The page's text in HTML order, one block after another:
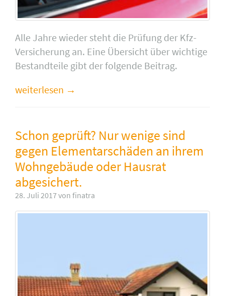
Alle Jahre wieder steht die Prüfung der Kfz-
Versicherung an. Eine Übersicht über wichtige
Bestandteile gibt der folgende Beitrag.
weiterlesen
Schon geprüft? Nur wenige sind
gegen Elementarschäden an ihrem
Wohngebäude oder Hausrat
abgesichert.
28. Juli 2017 von finatra